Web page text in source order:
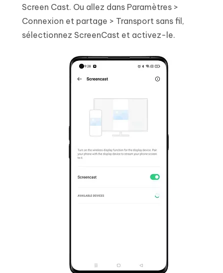
Screen Cast. Ou allez dans Paramètres >
Connexion et partage > Transport sans fil,
sélectionnez ScreenCast et activez-le.